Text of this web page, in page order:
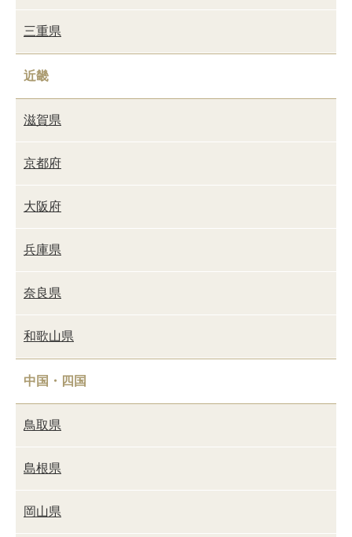
三重県
近畿
滋賀県
京都府
大阪府
兵庫県
奈良県
和歌山県
中国・四国
鳥取県
島根県
岡山県